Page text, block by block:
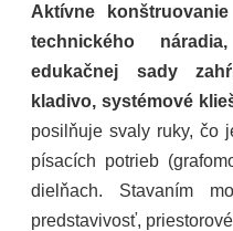
Aktívne
technického
edukačnej sady
kladivo, systémové
posilňuje svaly ruky, čo
písacích potrieb
dielňach. Stavaním
predstavivosť,